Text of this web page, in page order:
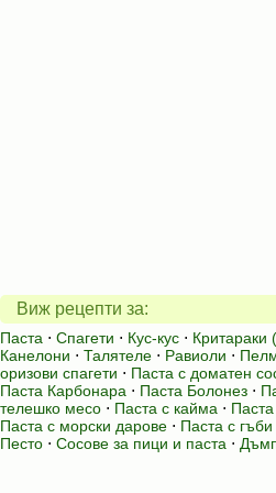
Виж рецепти за:
Паста ⋅ Спагети ⋅ Кус-кус ⋅ Критараки
Канелони ⋅ Талятеле ⋅ Равиоли ⋅
оризови спагети ⋅ Паста с доматен
Паста Карбонара ⋅ Паста Болонез ⋅
телешко месо ⋅ Паста с кайма ⋅
Паста с морски дарове ⋅ Паста с гъби
Песто ⋅ Сосове за пици и паста ⋅